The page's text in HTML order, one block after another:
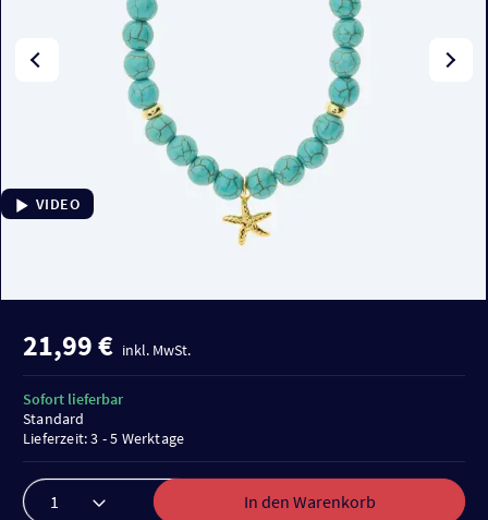
VIDEO
21,99 € inkl. MwSt.
In den Warenkorb
Sofort lieferbar
Standard
Lieferzeit: 3 - 5 Werktage